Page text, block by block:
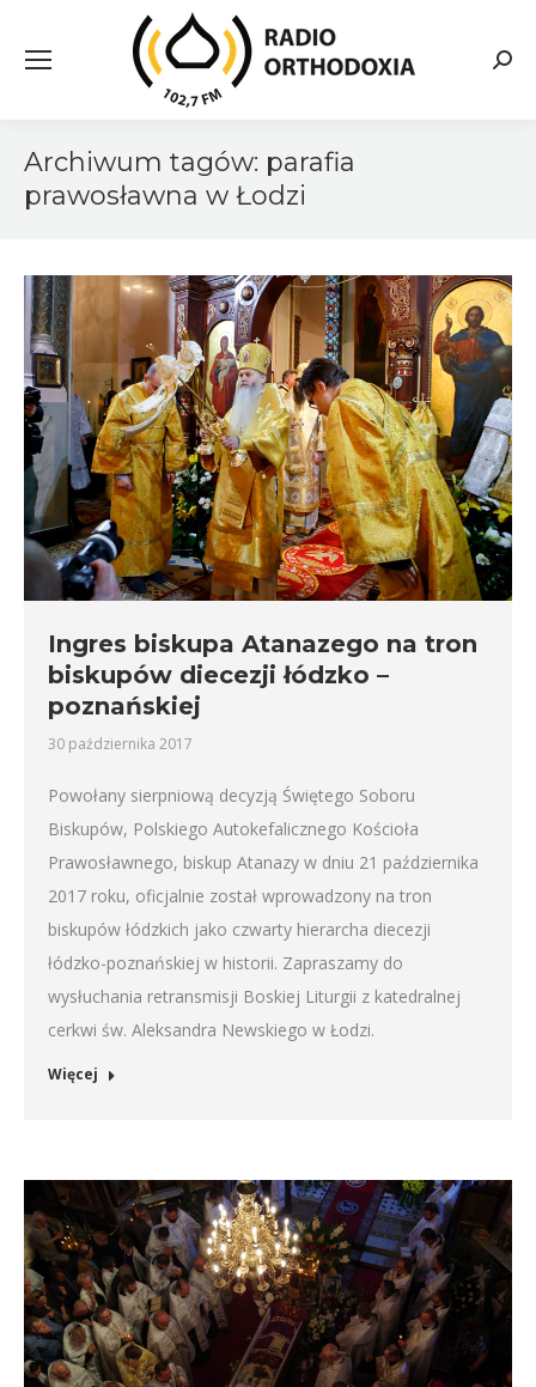
Archiwum tagów: parafia
prawosławna w Łodzi
Ingres biskupa Atanazego na tron
biskupów diecezji łódzko –
poznańskiej
30 października 2017
Powołany sierpniową decyzją Świętego Soboru
Biskupów, Polskiego Autokefalicznego Kościoła
Prawosławnego, biskup Atanazy w dniu 21 października
2017 roku, oficjalnie został wprowadzony na tron
biskupów łódzkich jako czwarty hierarcha diecezji
łódzko-poznańskiej w historii. Zapraszamy do
wysłuchania retransmisji Boskiej Liturgii z katedralnej
cerkwi św. Aleksandra Newskiego w Łodzi.
Więcej